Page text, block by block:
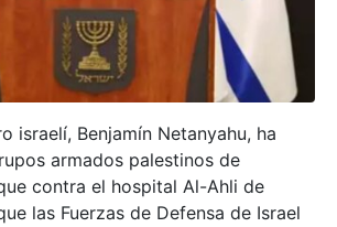
israelí, Benjamín Netanyahu, ha
armados palestinos de
contra el hospital Al-Ahli de
las Fuerzas de Defensa de Israel